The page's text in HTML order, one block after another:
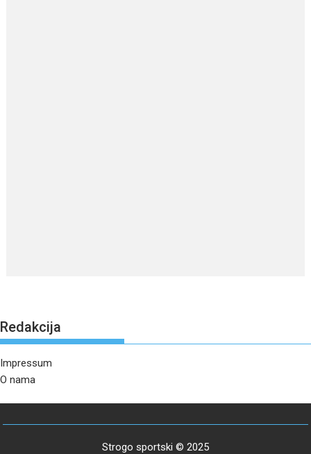
Redakcija
Impressum
O nama
Strogo sportski © 2025